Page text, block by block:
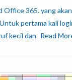
365. yang
pertama kali
kecil dan Read